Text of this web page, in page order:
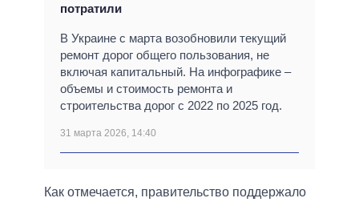
потратили
В Украине с марта возобновили текущий
ремонт дорог общего пользования, не
включая капитальный. На инфографике –
объемы и стоимость ремонта и
строительства дорог с 2022 по 2025 год.
31 марта 2026, 14:40
Как отмечается, правительство поддержало